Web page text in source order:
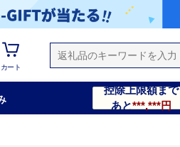
カート
控除上限額まで
あと***,***円